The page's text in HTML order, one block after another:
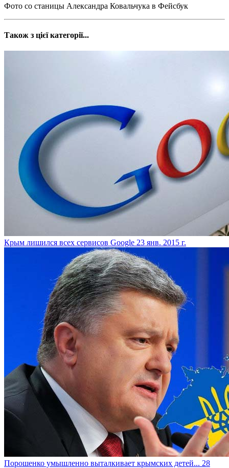
Фото со станицы Александра Ковальчука в Фейсбук
Також з цієї категорії...
Крым лишился всех сервисов Google 23 янв. 2015 г.
​Порошенко умышленно выталкивает крымских детей... 28